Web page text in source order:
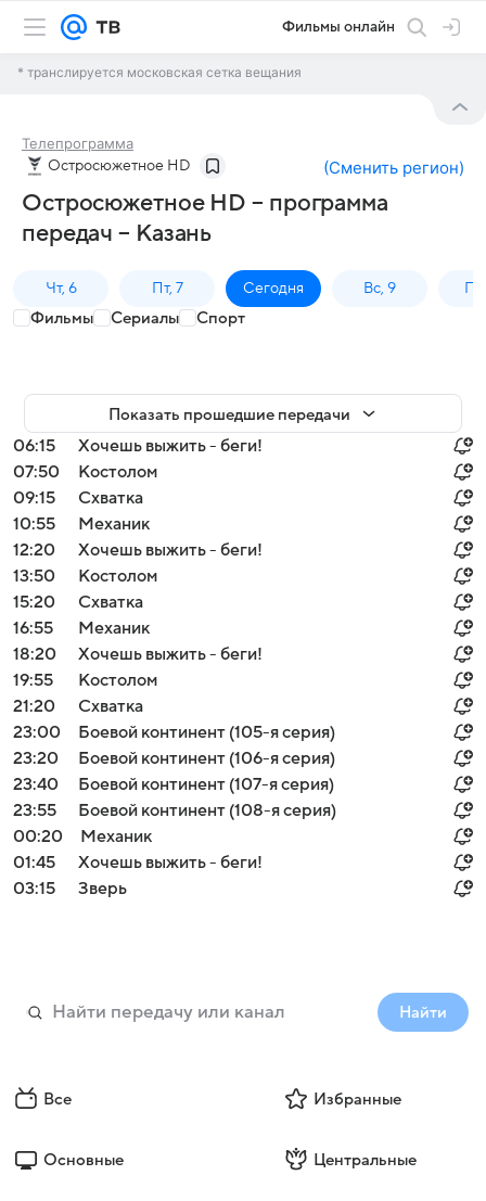
Фильмы онлайн
* транслируется московская сетка вещания
Телепрограмма
Остросюжетное HD (Сменить регион)
Остросюжетное HD – программа
передач – Казань
Чт, 6 Пт, 7 Сегодня Вс, 9
Фильмы Сериалы Спорт
Показать прошедшие передачи
06:15
Хочешь выжить - беги!
07:50
Костолом
09:15
Схватка
10:55
Механик
12:20
Хочешь выжить - беги!
13:50
Костолом
15:20
Схватка
16:55
Механик
18:20
Хочешь выжить - беги!
19:55
Костолом
21:20
Схватка
23:00
Боевой континент (105-я серия)
23:20
Боевой континент (106-я серия)
23:40
Боевой континент (107-я серия)
23:55
Боевой континент (108-я серия)
00:20
Механик
01:45
Хочешь выжить - беги!
03:15
Зверь
Найти
Все Избранные
Основные Центральные